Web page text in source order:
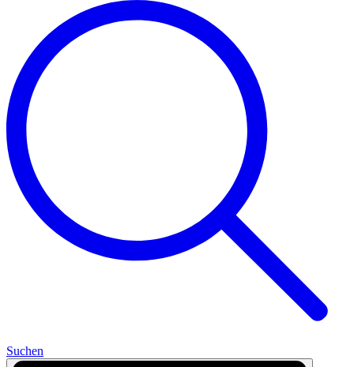
Suchen